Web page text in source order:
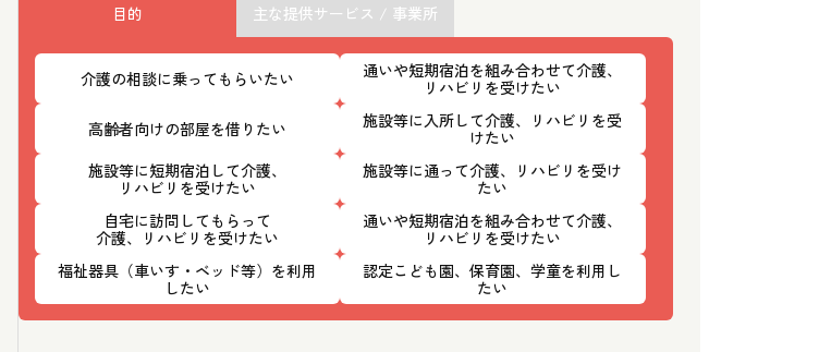
目的 主な提供サービス / 事業所
介護の相談に乗ってもらいたい
通いや短期宿泊を組み合わせて介護、
リハビリを受けたい
高齢者向けの部屋を借りたい
施設等に入所して介護、リハビリを受
けたい
施設等に短期宿泊して介護、
リハビリを受けたい
施設等に通って介護、リハビリを受け
たい
自宅に訪問してもらって
介護、リハビリを受けたい
通いや短期宿泊を組み合わせて介護、
リハビリを受けたい
福祉器具（車いす・ベッド等）を利用
したい
認定こども園、保育園、学童を利用し
たい